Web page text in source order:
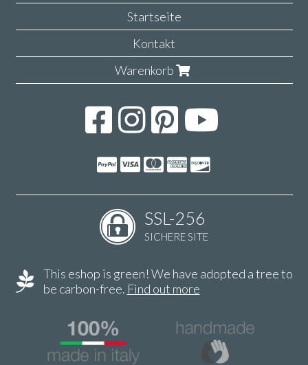
Startseite
Kontakt
Warenkorb
SSL-256
SICHERE SITE
This eshop is green! We have adopted a tree to
be carbon-free. Find out more